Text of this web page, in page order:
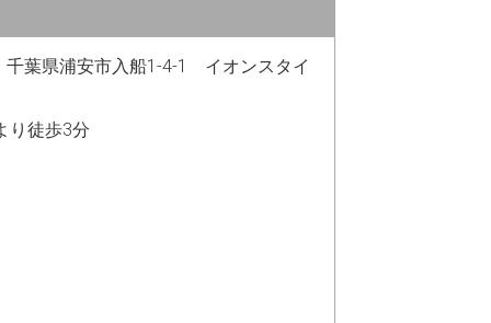
葉県浦安市入船1-4-1 イオンスタイ
り徒歩3分